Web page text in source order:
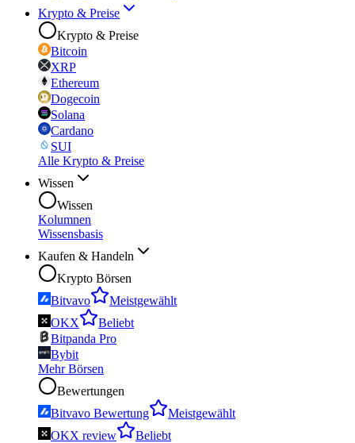
Krypto & Preise
Krypto & Preise
Bitcoin
XRP
Ethereum
Dogecoin
Solana
Cardano
SUI
Alle Krypto & Preise
Wissen
Wissen
Kolumnen
Wissensbasis
Kaufen & Handeln
Krypto Börsen
Bitvavo
Meistgewählt
OKX
Beliebt
Bitpanda Pro
Bybit
Mehr Börsen
Bewertungen
Bitvavo Bewertung
Meistgewählt
OKX review
Beliebt